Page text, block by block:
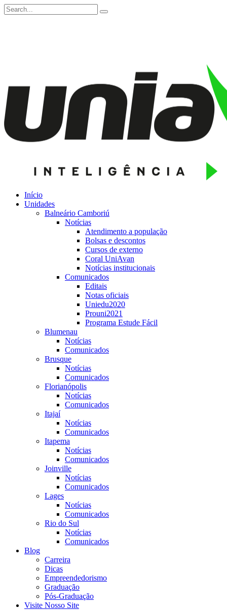
Início
Unidades
Balneário Camboriú
Notícias
Atendimento a população
Bolsas e descontos
Cursos de externo
Coral UniAvan
Notícias institucionais
Comunicados
Editais
Notas oficiais
Uniedu2020
Prouni2021
Programa Estude Fácil
Blumenau
Notícias
Comunicados
Brusque
Notícias
Comunicados
Florianópolis
Notícias
Comunicados
Itajaí
Notícias
Comunicados
Itapema
Notícias
Comunicados
Joinville
Notícias
Comunicados
Lages
Notícias
Comunicados
Rio do Sul
Notícias
Comunicados
Blog
Carreira
Dicas
Empreendedorismo
Graduação
Pós-Graduação
Visite Nosso Site